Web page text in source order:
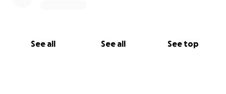
See all See all See top